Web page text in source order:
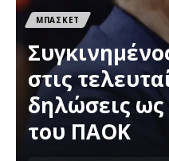
ΜΠΑΣΚΕΤ
στις
δηλώσεις
του ΠΑΟΚ